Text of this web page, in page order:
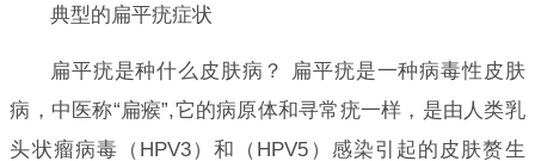
典型的扁平疣症状
扁平疣是种什么皮肤病？ 扁平疣是一种病毒性皮肤
病，中医称“扁瘊”,它的病原体和寻常疣一样，是由人类乳
头状瘤病毒（HPV3）和（HPV5）感染引起的皮肤赘生